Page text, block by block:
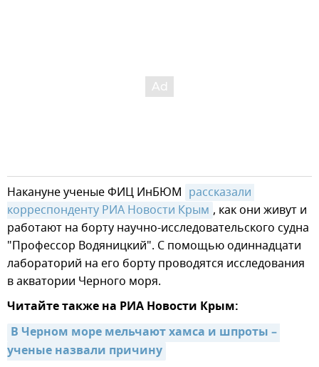
Накануне ученые ФИЦ ИнБЮМ рассказали
корреспонденту РИА Новости Крым , как они живут и
работают на борту научно-исследовательского судна
"Профессор Водяницкий". С помощью одиннадцати
лабораторий на его борту проводятся исследования
в акватории Черного моря.
Читайте также на РИА Новости Крым:
В Черном море мельчают хамса и шпроты –
ученые назвали причину